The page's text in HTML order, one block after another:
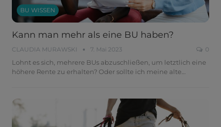
BU WISSEN
Kann man mehr als eine BU haben?
CLAUDIA MURAWSKI 7. Mai 2023 0
Lohnt es sich, mehrere BUs abzuschließen, um letztlich eine
höhere Rente zu erhalten? Oder sollte ich meine alte